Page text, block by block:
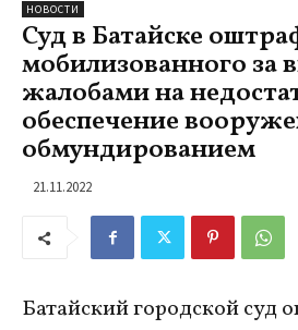
НОВОСТИ
Суд в Батайске
мобилизованного за
жалобами на
обеспечение
обмундированием
21.11.2022
Батайский городской суд